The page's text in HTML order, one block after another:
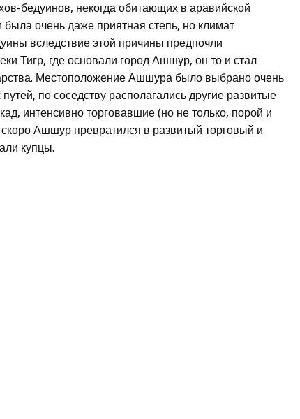
бедуинов, некогда обитающих в аравийской
очень даже приятная степь, но климат
вследствие этой причины предпочли
Тигр, где основали город Ашшур, он то и стал
Местоположение Ашшура было выбрано очень
по соседству располагались другие развитые
интенсивно торговавшие (но не только, порой и
Ашшур превратился в развитый торговый и
купцы.